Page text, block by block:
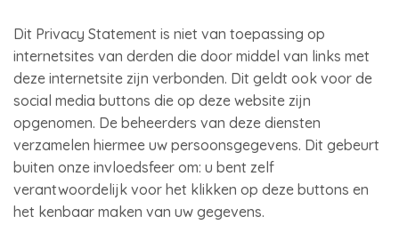
Dit Privacy Statement is niet van toepassing op
internetsites van derden die door middel van links met
deze internetsite zijn verbonden. Dit geldt ook voor de
social media buttons die op deze website zijn
opgenomen. De beheerders van deze diensten
verzamelen hiermee uw persoonsgegevens. Dit gebeurt
buiten onze invloedsfeer om: u bent zelf
verantwoordelijk voor het klikken op deze buttons en
het kenbaar maken van uw gegevens.